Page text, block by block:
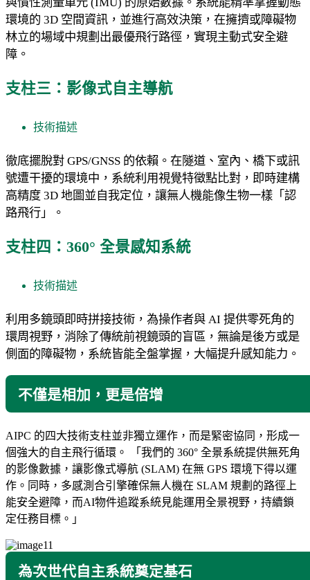
環境的 3D 空間資訊，並進行高效決策，在擁擠或障礙物
林立的場域中規劃出最優飛行路徑，實現主動式安全避
障。
支柱三：影像式自主導航
技術描述
徹底擺脫對 GPS/GNSS 的依賴。在隧道、室內、橋下或訊
號遭干擾的環境中，系統利用視覺特徵點比對，即時建構
高精度 3D 地圖並自我定位，讓無人機能像生物一樣「認
路飛行」。
支柱四：360° 全景感知系統
技術描述
利用多鏡頭即時拼接技術，為操作者與 AI 提供零死角的
環周視野，消除了傳統前視鏡頭的盲區，無論是後方或是
側面的障礙物，系統皆能全盤掌握，大幅提升感知能力。
不僅是相加，更是倍增
AIPC 的四大技術支柱並非獨立運作，而是緊密協同，形成一
個強大的自主飛行循環。 「我們的 360° 全景系統提供無死角
的影像數據，讓影像式導航 (SLAM) 在無 GPS 環境下得以運
作。同時，多感測合引擎確保無人機在 SLAM 規劃的路徑上
能安全避障，而AI物件追蹤系統見能運用全景視野，持續鎖
定任務目標。」
為次世代自主系統奠定基石